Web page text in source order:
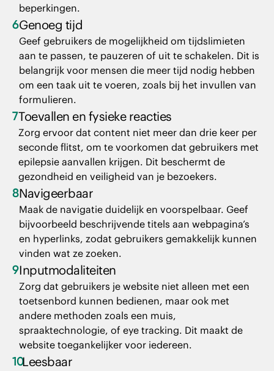
beperkingen.
6Genoeg tijd
Geef gebruikers de mogelijkheid om tijdslimieten
aan te passen, te pauzeren of uit te schakelen. Dit is
belangrijk voor mensen die meer tijd nodig hebben
om een taak uit te voeren, zoals bij het invullen van
formulieren.
7Toevallen en fysieke reacties
Zorg ervoor dat content niet meer dan drie keer per
seconde flitst, om te voorkomen dat gebruikers met
epilepsie aanvallen krijgen. Dit beschermt de
gezondheid en veiligheid van je bezoekers.
8Navigeerbaar
Maak de navigatie duidelijk en voorspelbaar. Geef
bijvoorbeeld beschrijvende titels aan webpagina’s
en hyperlinks, zodat gebruikers gemakkelijk kunnen
vinden wat ze zoeken.
9Inputmodaliteiten
Zorg dat gebruikers je website niet alleen met een
toetsenbord kunnen bedienen, maar ook met
andere methoden zoals een muis,
spraaktechnologie, of eye tracking. Dit maakt de
website toegankelijker voor iedereen.
10Leesbaar